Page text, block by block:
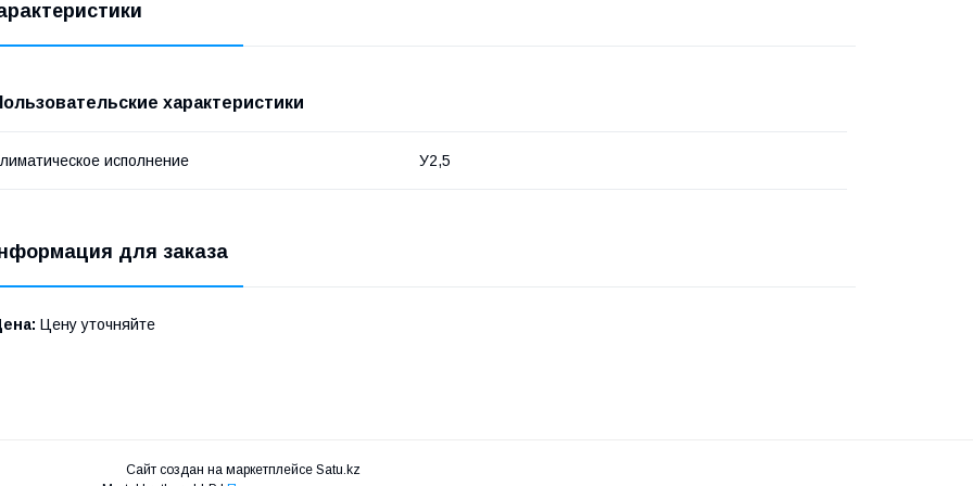
характеристики
исполнение У2,5
для заказа
Цену уточняйте
Сайт создан на маркетплейсе Satu.kz